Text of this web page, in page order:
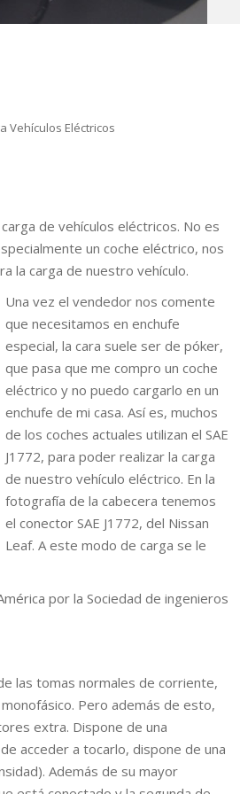
Vehículos Eléctricos
de vehículos eléctricos. No es
un coche eléctrico, nos
la carga de nuestro vehículo.
Una vez el vendedor nos comente
que necesitamos en enchufe
especial, la cara suele ser de póker,
que pasa que me compro un coche
eléctrico y no puedo cargarlo en un
enchufe de mi casa. Así es, muchos
de los coches actuales utilizan el SAE
J1772, para poder realizar la carga
de nuestro vehículo eléctrico. En la
fotografía de la cabecera tenemos
el conector SAE J1772, del Nissan
Leaf. A este modo de carga se le
por la Sociedad de ingenieros
las tomas normales de corriente,
Pero además de esto,
extra. Dispone de una
acceder a tocarlo, dispone de una
Además de su mayor